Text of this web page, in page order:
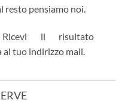
pensiamo noi.
Ricevi il risultato
al tuo indirizzo mail.